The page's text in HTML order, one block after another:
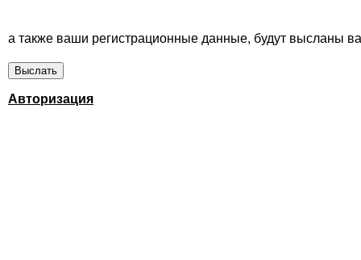
а также ваши регистрационные данные, будут высланы
Авторизация